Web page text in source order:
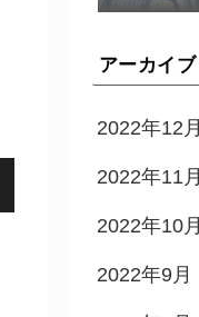
アーカイブ
2022年12月
2022年11月
2022年10月
2022年9月